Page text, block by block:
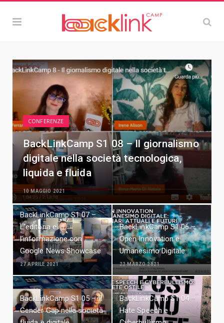
CONFERENZE
BackLinkCamp S1 08 – Il giornalismo
digitale nella società tecnologica,
liquida e fluida
10 MAGGIO 2021
BackLinkCamp S1 07 –
L’editoria e
l’informazione con
Google News Showcase
27 APRILE 2021
BackLinkCamp S1 06 –
Open Innovation e
Umanesimo Digitale
22 MARZO 2021
BackLinkCamp S1 05 – Il
Gender Gap nella società
BackLinkCamp S1 04 –
Hate Speech e